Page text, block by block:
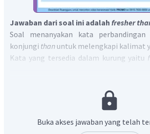
Jawaban dari soal ini adalah fresher
Soal menanyakan kata
konjungi than untuk melengkapi kalimat
Kata yang tersedia dalam kurung yaitu
toko ini lebih segar daripada yang ada di
comparative degree
Dari pola tersebut, dapat diketahui
Buka akses jawaban yang telah